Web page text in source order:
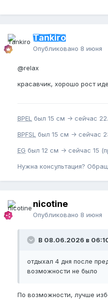
P.s раньше занимался
новичка, делая только
EG, а сейчас буду
BPELи 14EG
Fowers - перед
свободное время
времени и сильно
Прогрев ИК лампой
Ручные
Делаю легкий
Заканчиваю
В дальнейшем планирую
MGVP
нормально, учитывая
последних месяца, пока
Tankiro
Опубликовано 8 июня
@relax
красавчик, хорошо рост
BPEL был 15 см -> сейчас
BPFSL был 15 см -> сейчас
EG был 12 см -> сейчас 15
Нужна консультация?
nicotine
Опубликовано 8 июня
В 08.06.2026 в
отдыхал 4 дня после
возможности не было
По возможности, лучше